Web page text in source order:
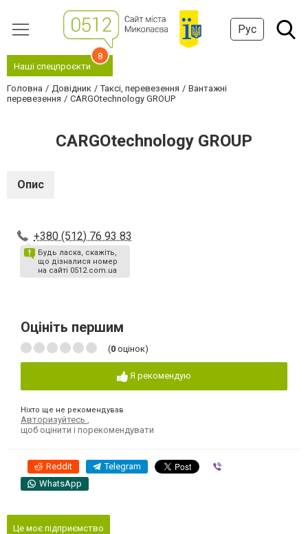
Рус
Наші спецпроєкти
8
Головна Довідник Таксі, перевезення
Вантажні
перевезення
CARGOtechnology GROUP
CARGOtechnology GROUP
Опис
+380 (512) 76 93 83
Будь ласка, скажіть,
що дізналися номер
на сайті 0512.com.ua
Оцініть першим
(0 оцінок)
Я рекомендую
Ніхто ще не рекомендував
Авторизуйтесь
щоб оцінити і порекомендувати
Reddit Telegram
WhatsApp
Це моє підприємство